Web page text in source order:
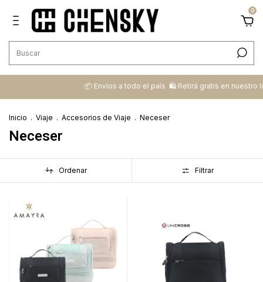
0
📦 ​Envíos a todo el país ​ 🛍️​ Retirá gratis en nuestro local
Inicio . Viaje . Accesorios de Viaje . Neceser
Neceser
Ordenar Filtrar